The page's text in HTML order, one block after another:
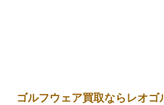
ゴルフウェア買取ならレオ